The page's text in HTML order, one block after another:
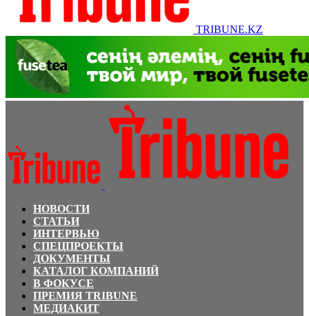
TRIBUNE.KZ
НОВОСТИ
СТАТЬИ
ИНТЕРВЬЮ
СПЕЦПРОЕКТЫ
ДОКУМЕНТЫ
КАТАЛОГ КОМПАНИЙ
В ФОКУСЕ
ПРЕМИЯ TRIBUNE
МЕДИАКИТ